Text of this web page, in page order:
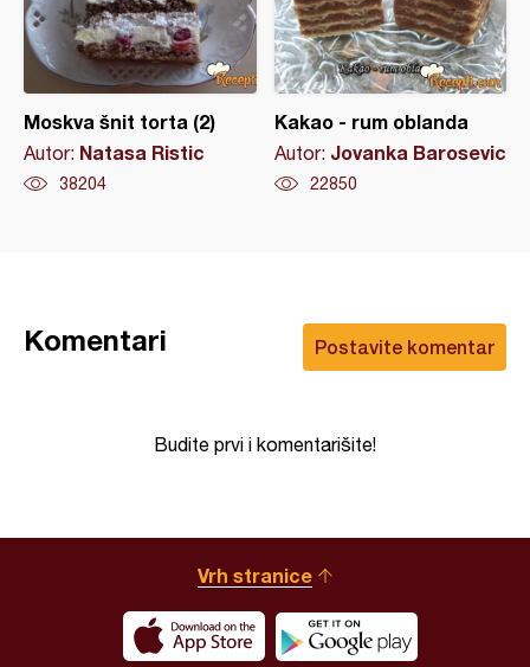
Moskva šnit torta (2)
Autor: Natasa Ristic
38204
Kakao - rum oblanda
Autor: Jovanka Barosevic
22850
Postavite komentar
Komentari
Budite prvi i komentarišite!
Vrh stranice